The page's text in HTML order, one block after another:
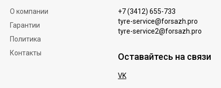
О компании
Гарантии
Политика
Контакты
+7 (3412) 655-733
tyre-service@forsazh.pro
tyre-service2@forsazh.pro
Оставайтесь на связи
VK